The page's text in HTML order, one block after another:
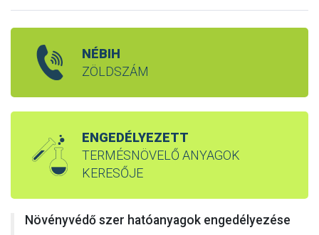
NÉBIH
ZÖLDSZÁM
ENGEDÉLYEZETT
TERMÉSNÖVELŐ ANYAGOK
KERESŐJE
Növényvédő szer hatóanyagok engedélyezése